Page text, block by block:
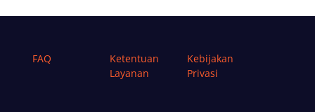
FAQ
Ketentuan
Layanan
Kebijakan
Privasi